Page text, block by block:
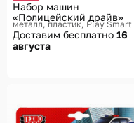
Набор машин
«Полицейский драйв»
металл, пластик Play Smart
Доставим бесплатно 16
августа